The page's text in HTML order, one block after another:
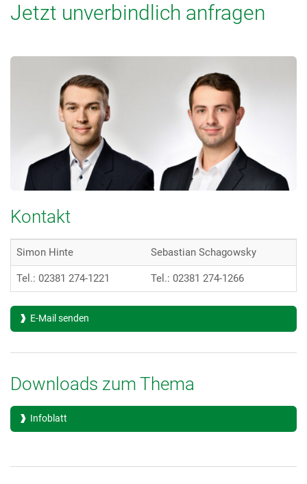
Jetzt unverbindlich anfragen
Kontakt
Simon Hinte Sebastian Schagowsky
Tel.: 02381 274-1221 Tel.: 02381 274-1266
E-Mail senden
Downloads zum Thema
Infoblatt